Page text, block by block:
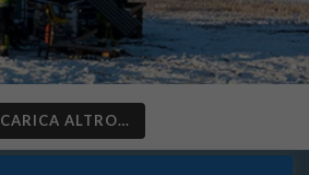
CARICA ALTRO…